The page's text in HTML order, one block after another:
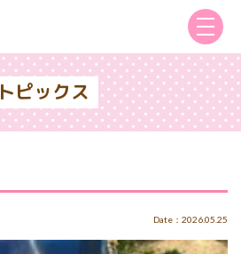
トピックス
Date：2026.05.25